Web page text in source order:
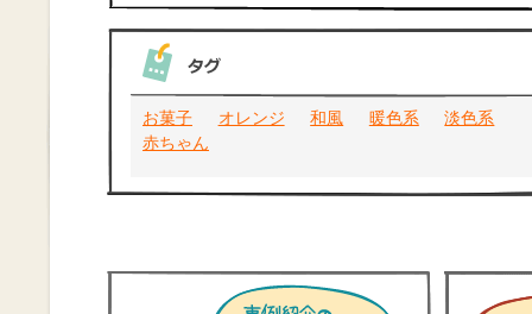
お菓子 オレンジ 和風 暖色系
淡色系
赤ちゃん